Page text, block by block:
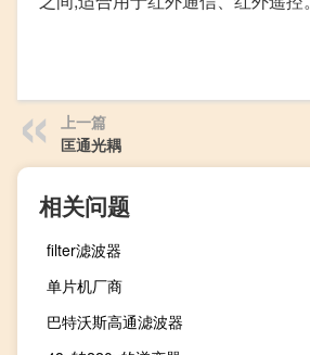
上一篇
匡通光耦
相关问题
filter滤波器
单片机厂商
巴特沃斯高通滤波器